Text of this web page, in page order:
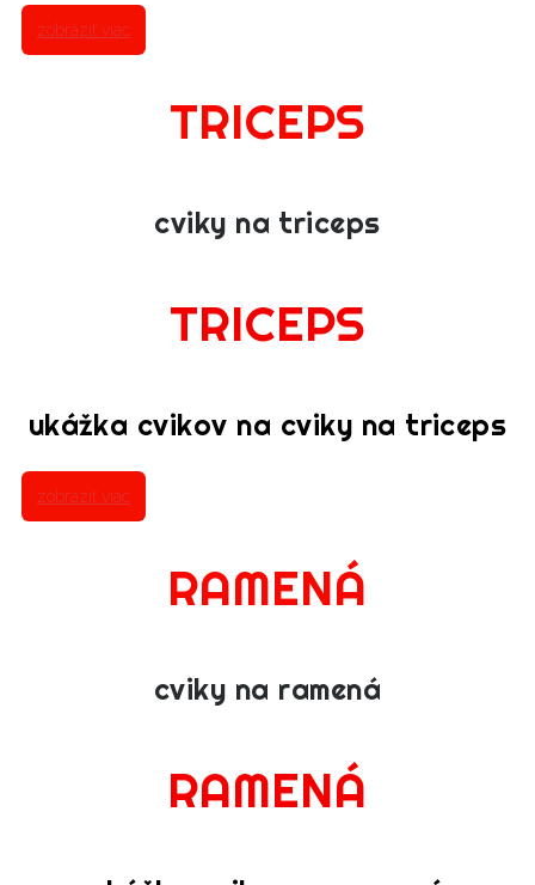
zobraziť viac
TRICEPS
cviky na triceps
TRICEPS
ukážka cvikov na cviky na triceps
zobraziť viac
RAMENÁ
cviky na ramená
RAMENÁ